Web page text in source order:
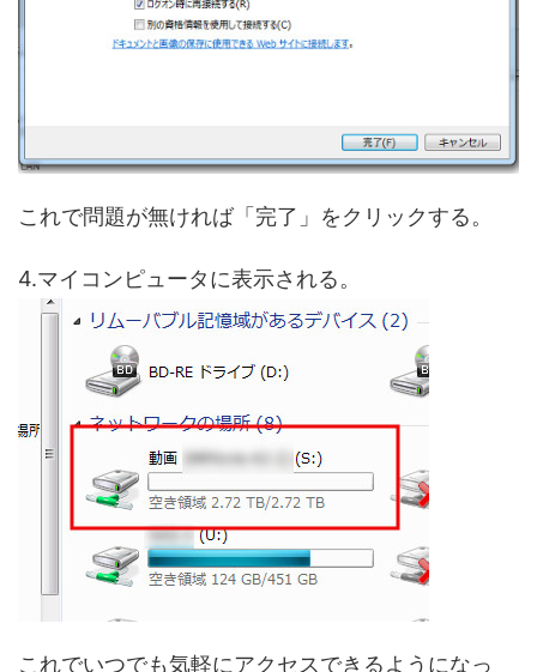
これで問題が無ければ「完了」をクリックする。
4.マイコンピュータに表示される。
これでいつでも気軽にアクセスできるようになっ